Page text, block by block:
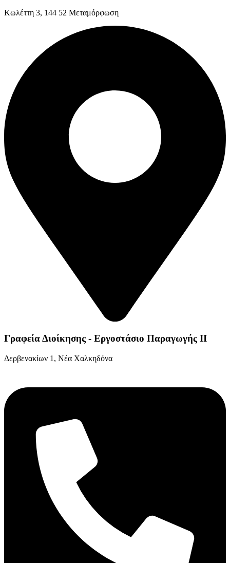
Kωλέττη 3, 144 52 Μεταμόρφωση
Γραφεία Διοίκησης - Εργοστάσιο Παραγωγής ΙΙ
Δερβενακίων 1, Νέα Χαλκηδόνα